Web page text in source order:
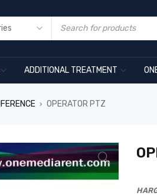
ADDITIONAL TREATMENT
› OPERATOR PTZ